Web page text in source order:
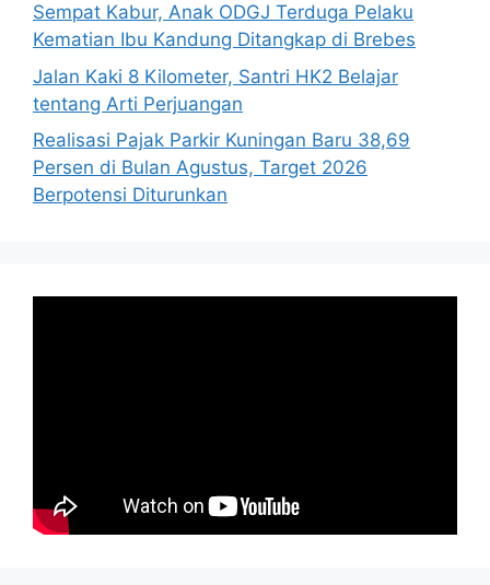
Sempat Kabur, Anak ODGJ Terduga Pelaku
Kematian Ibu Kandung Ditangkap di Brebes
Jalan Kaki 8 Kilometer, Santri HK2 Belajar
tentang Arti Perjuangan
Realisasi Pajak Parkir Kuningan Baru 38,69
Persen di Bulan Agustus, Target 2026
Berpotensi Diturunkan